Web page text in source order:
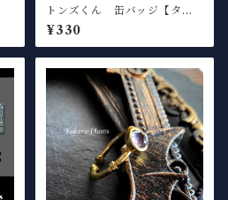
トンズくん 缶バッジ【ター
ゲット】
¥330